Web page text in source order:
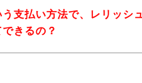
支払い方法で、レリッシ
きるの？